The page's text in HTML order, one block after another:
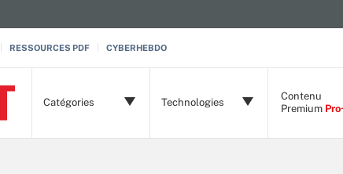
RESSOURCES PDF CYBERHEBDO
Catégories Technologies
Contenu
Premium